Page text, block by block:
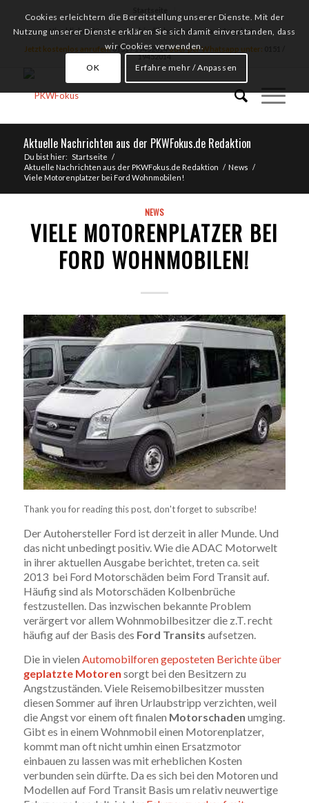
Hier klicken für ein unverbindliches Autoankauf Angebot
Jetzt kostenlos anrufen:0151 / 19452014oder per Whatsapp unter:
19452014
Aktuelle Nachrichten aus der PKWFokus.de Redaktion
Du bist hier: Startseite /
Aktuelle Nachrichten aus der PKWFokus.de Redaktion / News /
Viele Motorenplatzer bei Ford Wohnmobilen!
NEWS
VIELE MOTORENPLATZER BEI
FORD WOHNMOBILEN!
Thank you for reading this post, don't forget to subscribe!
Der Autohersteller Ford ist derzeit in aller Munde. Und
das nicht unbedingt positiv. Wie die ADAC Motorwelt
in ihrer aktuellen Ausgabe berichtet, treten ca. seit
2013 bei Ford Motorschäden beim Ford Transit auf.
Häufig sind als Motorschäden Kolbenbrüche
festzustellen. Das inzwischen bekannte Problem
verärgert vor allem Wohnmobilbesitzer die z.T. recht
häufig auf der Basis des Ford Transits aufsetzen.
Die in vielen Automobilforen geposteten Berichte über
geplatzte Motoren sorgt bei den Besitzern zu
Angstzuständen. Viele Reisemobilbesitzer mussten
diesen Sommer auf ihren Urlaubstripp verzichten, weil
die Angst vor einem oft finalen Motorschaden umging.
Gibt es in einem Wohnmobil einen Motorenplatzer,
kommt man oft nicht umhin einen Ersatzmotor
einbauen zu lassen was mit erheblichen Kosten
verbunden sein dürfte. Da es sich bei den Motoren und
Modellen auf Ford Transit Basis um relativ neuwertige
Cookies erleichtern die Bereitstellung unserer Dienste. Mit der
Nutzung unserer Dienste erklären Sie sich damit einverstanden, dass
wir Cookies verwenden.
OK Erfahre mehr / Anpassen